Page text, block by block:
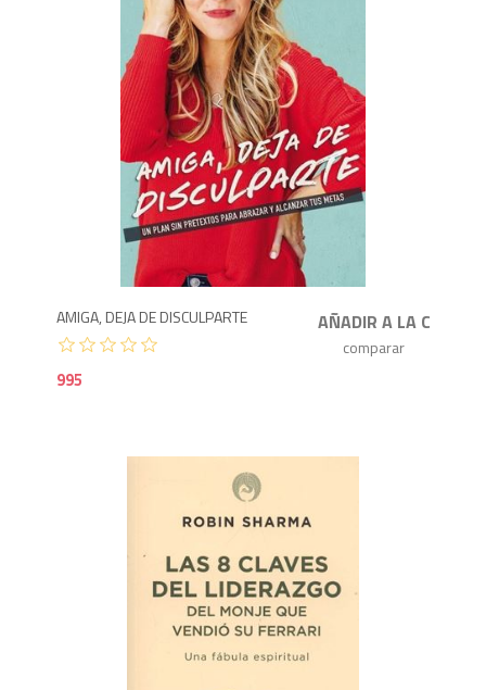
AMIGA, DEJA DE DISCULPARTE
995